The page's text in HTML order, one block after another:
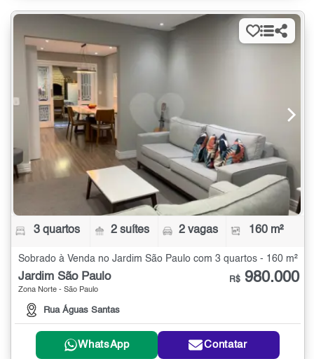
3 quartos 2 suítes 2 vagas 160 m²
Sobrado à Venda no Jardim São Paulo com 3 quartos - 160 m²
Jardim São Paulo
Zona Norte - São Paulo
Rua Águas Santas
R$ 980.000
WhatsApp Contatar